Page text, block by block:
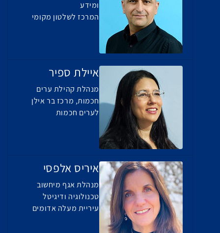
ומידע
המרכז לשלטון מקומי
איילת ספיר
מנהלת קהילת ערים
חכמות, מרכז בר אילן
לערים חכמות
איריס אלפסי
מנהלת אגף מיחשוב
טכנולוגיה ודיגיטל
עיריית מעלה אדומים